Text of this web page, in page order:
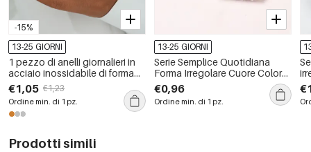
-15%
13-25 GIORNI
1 pezzo di anelli giornalieri in
acciaio inossidabile di forma
irregolare, impermeabili, color
oro
€1,05 €1,23
Ordine min. di 1 pz.
13-25 GIORNI
Serie Semplice Quotidiana
Forma Irregolare Cuore Colore
Misto Artigli per Capelli in
Acetato
€0,96
Ordine min. di 1 pz.
Prodotti simili